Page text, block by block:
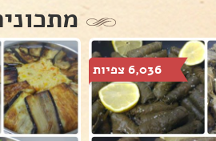
6,036 צפיות